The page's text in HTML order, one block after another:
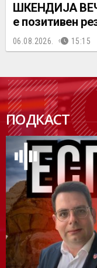
ШКЕНДИЈА
е позитивен
06.08.2026. 15:15
ПОДКАСТ